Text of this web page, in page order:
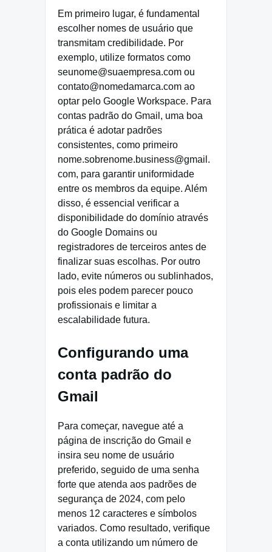
Em primeiro lugar, é fundamental
escolher nomes de usuário que
transmitam credibilidade. Por
exemplo, utilize formatos como
seunome@suaempresa.com ou
contato@nomedamarca.com ao
optar pelo Google Workspace. Para
contas padrão do Gmail, uma boa
prática é adotar padrões
consistentes, como primeiro
nome.sobrenome.business@gmail.
com, para garantir uniformidade
entre os membros da equipe. Além
disso, é essencial verificar a
disponibilidade do domínio através
do Google Domains ou
registradores de terceiros antes de
finalizar suas escolhas. Por outro
lado, evite números ou sublinhados,
pois eles podem parecer pouco
profissionais e limitar a
escalabilidade futura.
Configurando uma
conta padrão do
Gmail
Para começar, navegue até a
página de inscrição do Gmail e
insira seu nome de usuário
preferido, seguido de uma senha
forte que atenda aos padrões de
segurança de 2024, com pelo
menos 12 caracteres e símbolos
variados. Como resultado, verifique
a conta utilizando um número de